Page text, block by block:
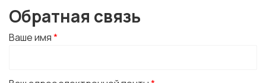
Обратная связь
Ваше имя*